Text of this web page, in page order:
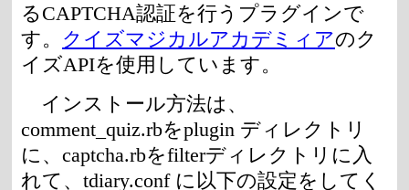
るCAPTCHA認証を行うプラグインで
す。 クイズマジカルアカデミィアのク
イズAPIを使用しています。
インストール方法は、
comment_quiz.rbをplugin ディレクトリ
に、captcha.rbをfilterディレクトリに入
れて、tdiary.conf に以下の設定をしてく